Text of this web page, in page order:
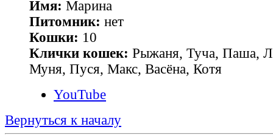
Имя: Марина
Питомник: нет
Кошки: 10
Клички кошек: Рыжаня, Туча, Паша,
Муня, Пуся, Макс, Васёна, Котя
YouTube
Вернуться к началу